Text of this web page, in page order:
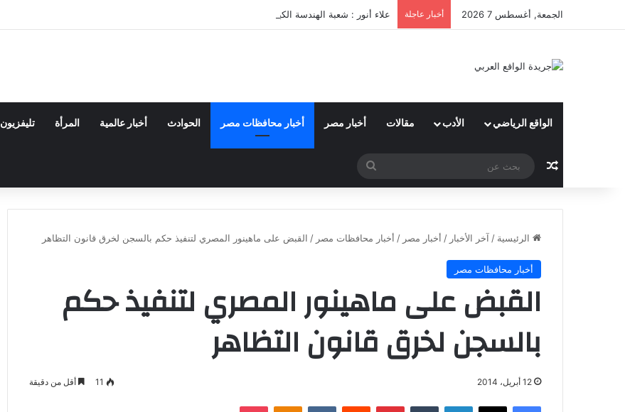
الجمعة, أغسطس 7 2026 أخبار عاجلة علاء أنور : شعبة الهندسة الكيميائية والنووية تعرف التنافس ولا تعرف الصراعات
الواقع الرياضي الأدب مقالات أخبار مصر أخبار محافظات مصر الحوادث أخبار عالمية المرأة تليفزيون
مقال عشوائي
بحث
عن
الرئيسية / آخر الأخبار / أخبار مصر / أخبار محافظات مصر / القبض على ماهينور المصري لتنفيذ حكم بالسجن لخرق قانون التظاهر
أخبار محافظات مصر
القبض على ماهينور المصري لتنفيذ حكم
بالسجن لخرق قانون التظاهر
12 أبريل، 2014 11 أقل من دقيقة
فيسبوك ‫X لينكدإن بينتيريست Odnoklassniki
‫Pocket